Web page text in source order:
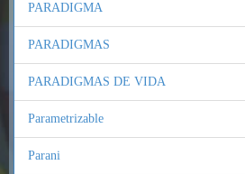
PARADIGMA
PARADIGMAS
PARADIGMAS DE VIDA
Parametrizable
Parani